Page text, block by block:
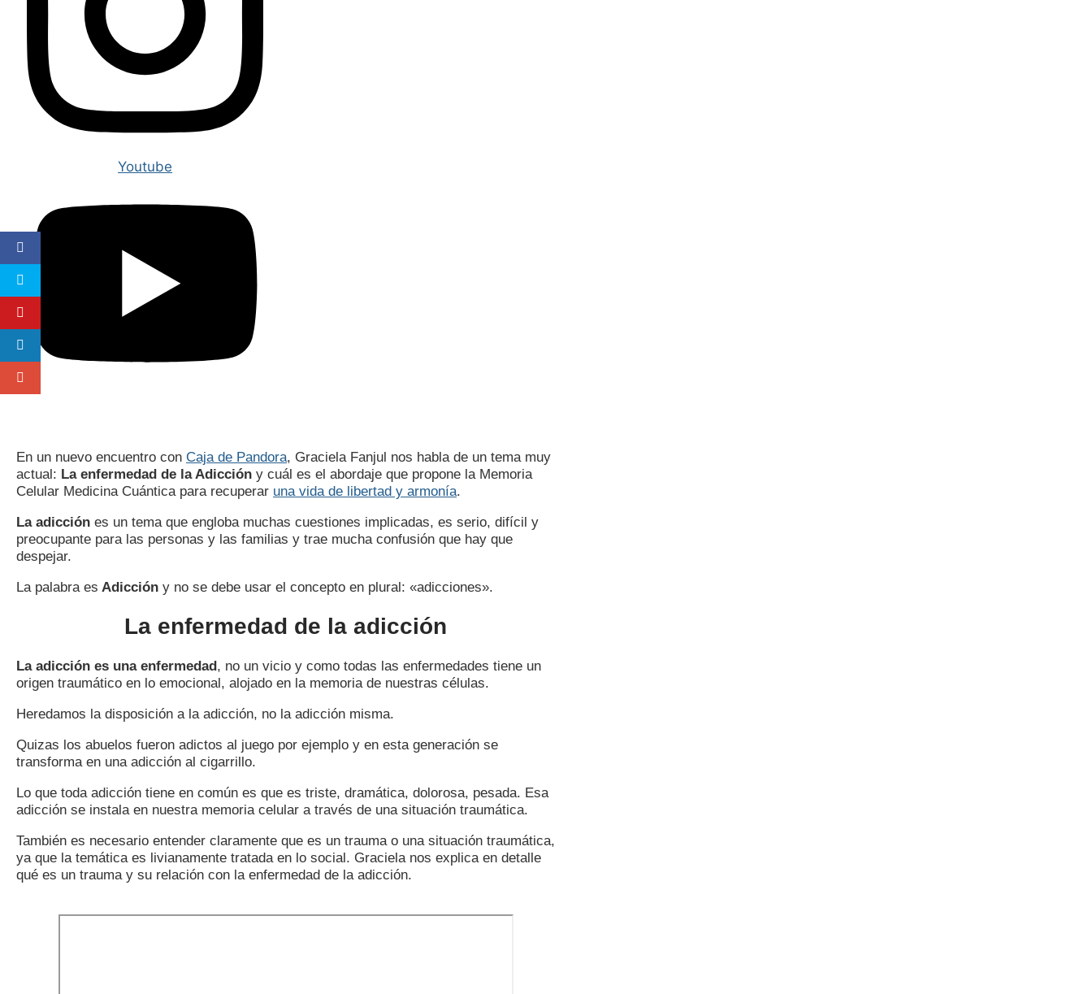
Youtube
En un nuevo encuentro con Caja de Pandora, Graciela Fanjul nos habla de un tema muy
actual: La enfermedad de la Adicción y cuál es el abordaje que propone la Memoria
Celular Medicina Cuántica para recuperar una vida de libertad y armonía.
La adicción es un tema que engloba muchas cuestiones implicadas, es serio, difícil y
preocupante para las personas y las familias y trae mucha confusión que hay que
despejar.
La palabra es Adicción y no se debe usar el concepto en plural: «adicciones».
La enfermedad de la adicción
La adicción es una enfermedad, no un vicio y como todas las enfermedades tiene un
origen traumático en lo emocional, alojado en la memoria de nuestras células.
Heredamos la disposición a la adicción, no la adicción misma.
Quizas los abuelos fueron adictos al juego por ejemplo y en esta generación se
transforma en una adicción al cigarrillo.
Lo que toda adicción tiene en común es que es triste, dramática, dolorosa, pesada. Esa
adicción se instala en nuestra memoria celular a través de una situación traumática.
También es necesario entender claramente que es un trauma o una situación traumática,
ya que la temática es livianamente tratada en lo social. Graciela nos explica en detalle
qué es un trauma y su relación con la enfermedad de la adicción.